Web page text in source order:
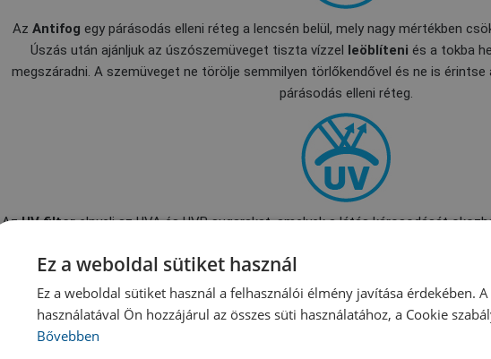
Az Antifog egy párásodás elleni réteg a lencsén belül, mely nagy mértékben
Úszás után ajánljuk az úszószemüveget tiszta vízzel leöblíteni és a tokba
megszáradni. A szemüveget ne törölje semmilyen törlőkendővel és ne is érintse
párásodás elleni réteg.
AzUV filterelnyeli az UVA és UVB sugarakat, amelyek a látás károsodását
Ez a weboldal sütiket használ
Ez a weboldal sütiket használ a felhasználói élmény javítása érdekében.
használatával Ön hozzájárul az összes süti használatához, a Cookie
Bővebben